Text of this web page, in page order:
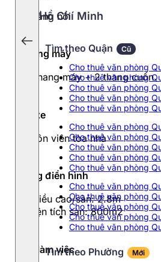
Hồ Chí Minh
Tìm theo Quận Cũ
Cho thuê văn phòng
Cho thuê văn phòng
Cho thuê văn phòng
Cho thuê văn phòng
Cho thuê văn phòng
Cho thuê văn phòng
Cho thuê văn phòng
Cho thuê văn phòng
Cho thuê văn phòng
Cho thuê văn phòng
Cho thuê văn phòng
Cho thuê văn phòng
Cho thuê văn phòng
Cho thuê văn phòng
Cho thuê văn phòng
Tìm theo Phường Mới
05 tầng nổi
Thang máy
05 thang máy + 2 thang cuốn
Đỗ xe
Khuôn viên tòa nhà
Tầng điển hình
- Chiều cao/sàn: 2.8m
- Diện tích sàn: 800m2
Giờ làm việc